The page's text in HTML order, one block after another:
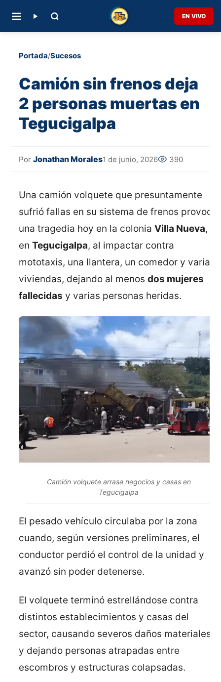
EN VIVO
Portada/Sucesos
Camión sin frenos deja
2 personas muertas en
Tegucigalpa
Por Jonathan Morales1 de junio, 2026 390
Una camión volquete que presuntamente
sufrió fallas en su sistema de frenos provocó
una tragedia hoy en la colonia Villa Nueva,
en Tegucigalpa, al impactar contra
mototaxis, una llantera, un comedor y varias
viviendas, dejando al menos dos mujeres
fallecidas y varias personas heridas.
Camión volquete arrasa negocios y casas en
Tegucigalpa
El pesado vehículo circulaba por la zona
cuando, según versiones preliminares, el
conductor perdió el control de la unidad y
avanzó sin poder detenerse.
El volquete terminó estrellándose contra
distintos establecimientos y casas del
sector, causando severos daños materiales
y dejando personas atrapadas entre
escombros y estructuras colapsadas.